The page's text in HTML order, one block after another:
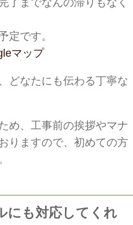
了までなんの滞りもなく
定です。
マップ
どなたにも伝わる丁寧な
め、工事前の挨拶やマナ
りますので、初めての方
にも対応してくれ